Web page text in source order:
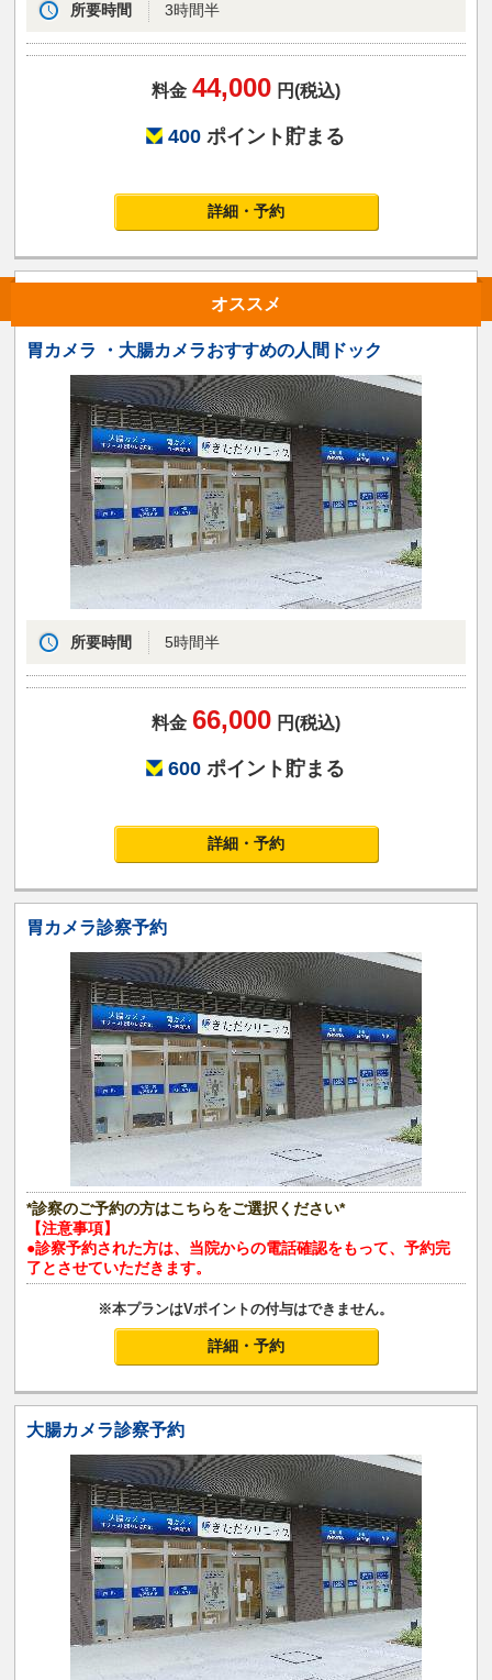
所要時間 3時間半
料金 44,000 円(税込)
400 ポイント貯まる
詳細・予約
オススメ
胃カメラ ・大腸カメラおすすめの人間ドック
所要時間 5時間半
料金 66,000 円(税込)
600 ポイント貯まる
詳細・予約
胃カメラ診察予約
*診察のご予約の方はこちらをご選択ください*
【注意事項】
●診察予約された方は、当院からの電話確認をもって、予約完
了とさせていただきます。
※本プランはVポイントの付与はできません。
詳細・予約
大腸カメラ診察予約